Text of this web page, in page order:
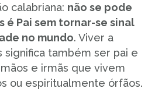
calabriana: não se pode
é Pai sem tornar-se sinal
no mundo. Viver a
significa também ser pai e
e irmãs que vivem
ou espiritualmente órfãos.